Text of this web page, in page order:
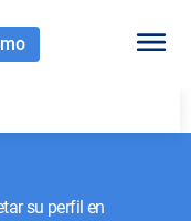
su perfil en